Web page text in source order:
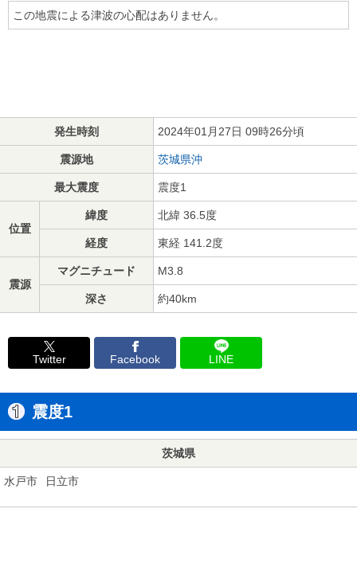
この地震による津波の心配はありません。
発生時刻 2024年01月27日 09時26分頃
震源地 茨城県沖
最大震度 震度1
位置
緯度 北緯 36.5度
経度 東経 141.2度
震源
マグニチュード M3.8
深さ 約40km
Twitter Facebook LINE
震度1
茨城県
水戸市 日立市